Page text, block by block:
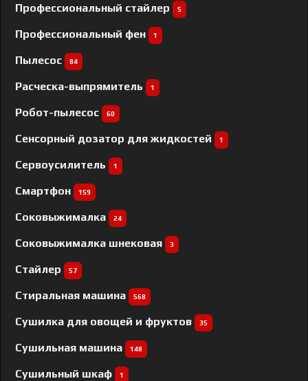
Профессиональный cтайлер 5
Профессиональный фен 1
Пылесос 84
Расческа-выпрямитель 1
Робот-пылесос 60
Сенсорный дозатор для жидкостей 1
Сервоусилитель 1
Смартфон 159
Соковыжималка 24
Соковыжималка шнековая 3
Стайлер 57
Стиральная машина 568
Сушилка для овощей и фруктов 35
Сушильная машина 148
Сушильный шкаф 1